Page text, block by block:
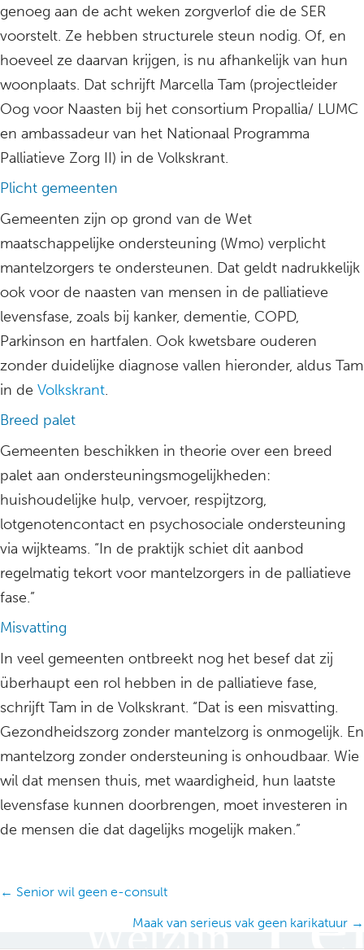
genoeg aan de acht weken zorgverlof die de SER
voorstelt. Ze hebben structurele steun nodig. Of, en
hoeveel ze daarvan krijgen, is nu afhankelijk van hun
woonplaats. Dat schrijft Marcella Tam (projectleider
Oog voor Naasten bij het consortium Propallia/ LUMC
en ambassadeur van het Nationaal Programma
Palliatieve Zorg II) in de Volkskrant.
Plicht gemeenten
Gemeenten zijn op grond van de Wet
maatschappelijke ondersteuning (Wmo) verplicht
mantelzorgers te ondersteunen. Dat geldt nadrukkelijk
ook voor de naasten van mensen in de palliatieve
levensfase, zoals bij kanker, dementie, COPD,
Parkinson en hartfalen. Ook kwetsbare ouderen
zonder duidelijke diagnose vallen hieronder, aldus Tam
in de Volkskrant.
Breed palet
Gemeenten beschikken in theorie over een breed
palet aan ondersteuningsmogelijkheden:
huishoudelijke hulp, vervoer, respijtzorg,
lotgenotencontact en psychosociale ondersteuning
via wijkteams. “In de praktijk schiet dit aanbod
regelmatig tekort voor mantelzorgers in de palliatieve
fase.”
Misvatting
In veel gemeenten ontbreekt nog het besef dat zij
überhaupt een rol hebben in de palliatieve fase,
schrijft Tam in de Volkskrant. “Dat is een misvatting.
Gezondheidszorg zonder mantelzorg is onmogelijk. En
mantelzorg zonder ondersteuning is onhoudbaar. Wie
wil dat mensen thuis, met waardigheid, hun laatste
levensfase kunnen doorbrengen, moet investeren in
de mensen die dat dagelijks mogelijk maken.”
Posts
← Senior wil geen e-consult
Maak van serieus vak geen karikatuur →